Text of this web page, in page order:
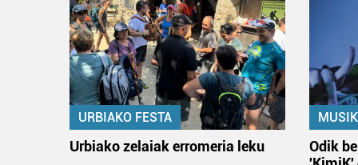
URBIAKO FESTA
Urbiako zelaiak erromeria leku
Odik